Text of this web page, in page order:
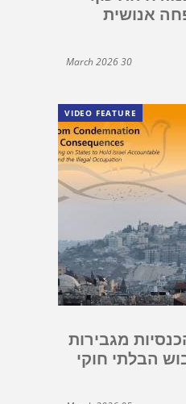
אנושית
30 March 2026
VIDEO FEATURE
מגבירות
הבלתי חוקי